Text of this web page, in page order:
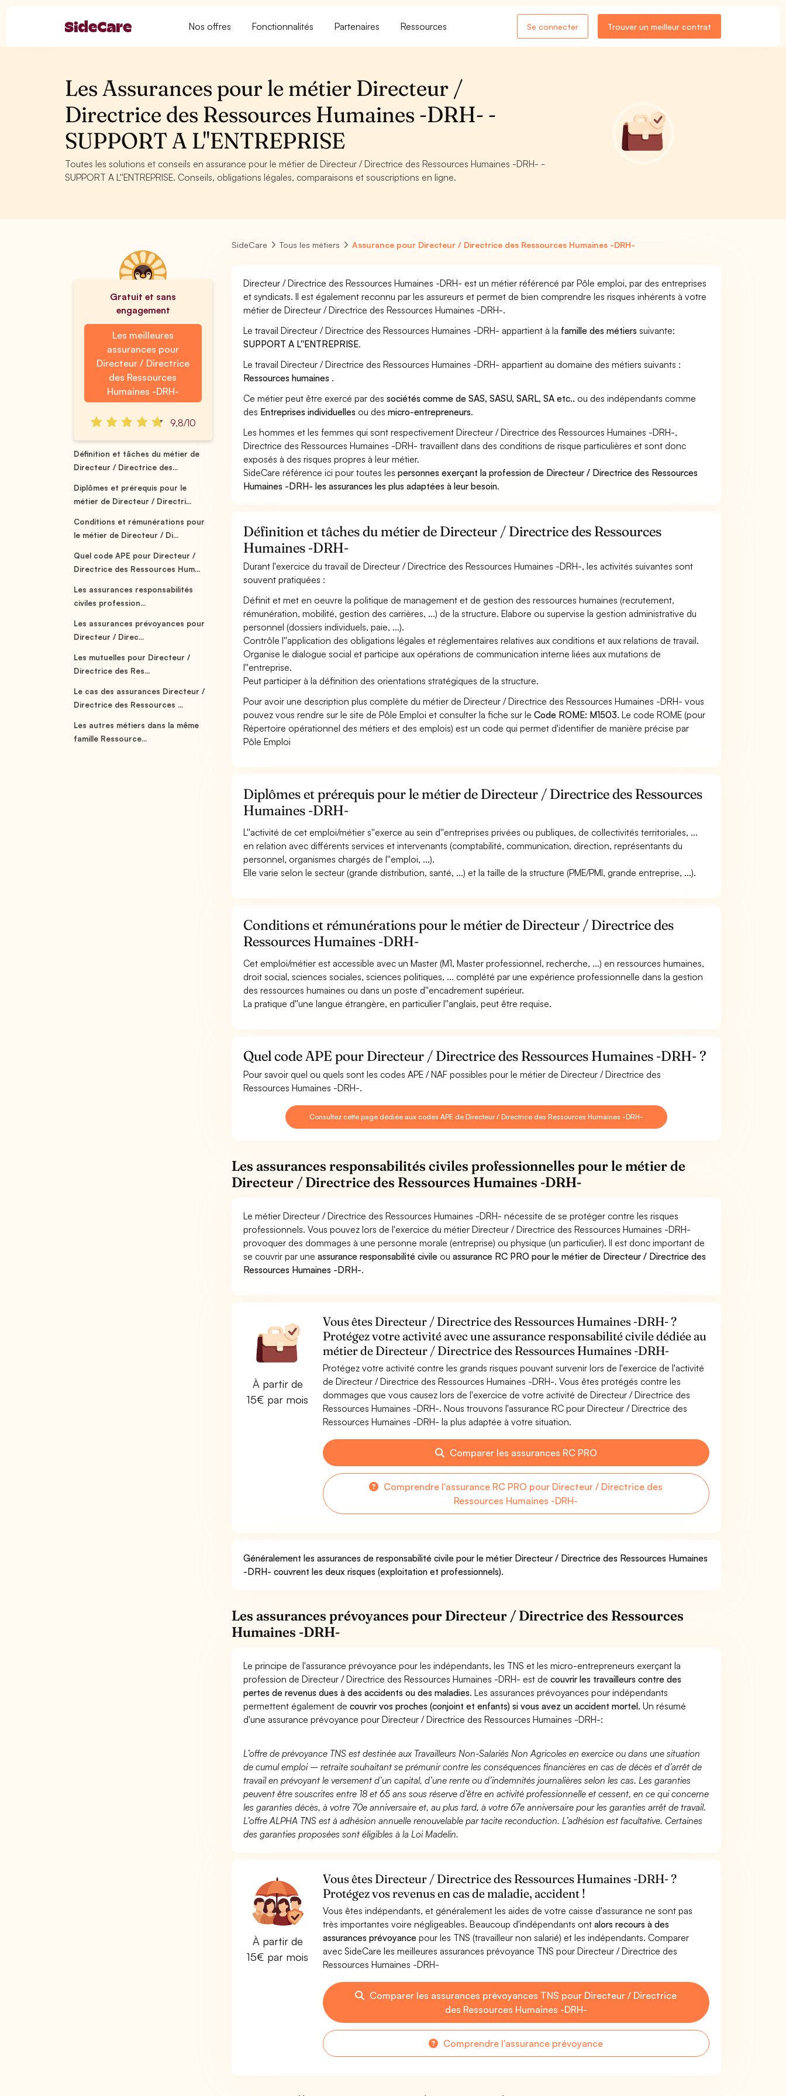
Nos offres Fonctionnalités Partenaires Ressources Se connecter Trouver un meilleur contrat
Les Assurances pour le métier Directeur /
Directrice des Ressources Humaines -DRH- -
SUPPORT A L''ENTREPRISE
Toutes les solutions et conseils en assurance pour le métier de Directeur / Directrice des Ressources Humaines -DRH- -
SUPPORT A L''ENTREPRISE. Conseils, obligations légales, comparaisons et souscriptions en ligne.
Gratuit et sans
engagement
Les meilleures
assurances pour
Directeur / Directrice
des Ressources
Humaines -DRH-
9,8/10
Définition et tâches du métier de
Directeur / Directrice des...
Diplômes et prérequis pour le
métier de Directeur / Directri...
Conditions et rémunérations pour
le métier de Directeur / Di...
Quel code APE pour Directeur /
Directrice des Ressources Hum...
Les assurances responsabilités
civiles profession...
Les assurances prévoyances pour
Directeur / Direc...
Les mutuelles pour Directeur /
Directrice des Res...
Le cas des assurances Directeur /
Directrice des Ressources ...
Les autres métiers dans la même
famille Ressource...
SideCare Tous les métiers Assurance pour Directeur / Directrice des Ressources Humaines -DRH-
Directeur / Directrice des Ressources Humaines -DRH- est un métier référencé par Pôle emploi, par des entreprises
et syndicats. Il est également reconnu par les assureurs et permet de bien comprendre les risques inhérents à votre
métier de Directeur / Directrice des Ressources Humaines -DRH-.
Le travail Directeur / Directrice des Ressources Humaines -DRH- appartient à la famille des métiers suivante:
SUPPORT A L''ENTREPRISE.
Le travail Directeur / Directrice des Ressources Humaines -DRH- appartient au domaine des métiers suivants :
Ressources humaines .
Ce métier peut être exercé par dessociétés comme de SAS, SASU, SARL, SA etc.. ou des indépendants comme
des Entreprises individuelles ou desmicro-entrepreneurs.
Les hommes et les femmes qui sont respectivement Directeur / Directrice des Ressources Humaines -DRH-,
Directrice des Ressources Humaines -DRH- travaillent dans des conditions de risque particulières et sont donc
exposés à des risques propres à leur métier.
SideCare référence ici pour toutes lespersonnes exerçant la profession de Directeur / Directrice des Ressources
Humaines -DRH- les assurances les plus adaptées à leur besoin.
Définition et tâches du métier de Directeur / Directrice des Ressources
Humaines -DRH-
Durant l'exercice du travail de Directeur / Directrice des Ressources Humaines -DRH-, les activités suivantes sont
souvent pratiquées :
Définit et met en oeuvre la politique de management et de gestion des ressources humaines (recrutement,
rémunération, mobilité, gestion des carrières, ...) de la structure. Elabore ou supervise la gestion administrative du
personnel (dossiers individuels, paie, ...).
Contrôle l''application des obligations légales et réglementaires relatives aux conditions et aux relations de travail.
Organise le dialogue social et participe aux opérations de communication interne liées aux mutations de
l''entreprise.
Peut participer à la définition des orientations stratégiques de la structure.
Pour avoir une description plus complète du métier de Directeur / Directrice des Ressources Humaines -DRH- vous
pouvez vous rendre sur le site de Pôle Emploi et consulter la fiche sur leCode ROME: M1503. Le code ROME (pour
Répertoire opérationnel des métiers et des emplois) est un code qui permet d'identifier de manière précise par
Pôle Emploi
Diplômes et prérequis pour le métier de Directeur / Directrice des Ressources
Humaines -DRH-
L''activité de cet emploi/métier s''exerce au sein d''entreprises privées ou publiques, de collectivités territoriales, ...
en relation avec différents services et intervenants (comptabilité, communication, direction, représentants du
personnel, organismes chargés de l''emploi, ...).
Elle varie selon le secteur (grande distribution, santé, ...) et la taille de la structure (PME/PMI, grande entreprise, ...).
Conditions et rémunérations pour le métier de Directeur / Directrice des
Ressources Humaines -DRH-
Cet emploi/métier est accessible avec un Master (M1, Master professionnel, recherche, ...) en ressources humaines,
droit social, sciences sociales, sciences politiques, ... complété par une expérience professionnelle dans la gestion
des ressources humaines ou dans un poste d''encadrement supérieur.
La pratique d''une langue étrangère, en particulier l''anglais, peut être requise.
Quel code APE pour Directeur / Directrice des Ressources Humaines -DRH- ?
Pour savoir quel ou quels sont les codes APE / NAF possibles pour le métier de Directeur / Directrice des
Ressources Humaines -DRH-.
Consultez cette page dédiée aux codes APE de Directeur / Directrice des Ressources Humaines -DRH-
Les assurances responsabilités civiles professionnelles pour le métier de
Directeur / Directrice des Ressources Humaines -DRH-
Le métier Directeur / Directrice des Ressources Humaines -DRH- nécessite de se protéger contre les risques
professionnels. Vous pouvez lors de l'exercice du métier Directeur / Directrice des Ressources Humaines -DRH-
provoquer des dommages à une personne morale (entreprise) ou physique (un particulier). Il est donc important de
se couvrir par uneassurance responsabilité civile ouassurance RC PRO pour le métier de Directeur / Directrice des
Ressources Humaines -DRH-.
À partir de
15€ par mois
Vous êtes Directeur / Directrice des Ressources Humaines -DRH- ?
Protégez votre activité avec une assurance responsabilité civile dédiée au
métier de Directeur / Directrice des Ressources Humaines -DRH-
Protégez votre activité contre les grands risques pouvant survenir lors de l'exercice de l'activité
de Directeur / Directrice des Ressources Humaines -DRH-. Vous êtes protégés contre les
dommages que vous causez lors de l'exercice de votre activité de Directeur / Directrice des
Ressources Humaines -DRH-. Nous trouvons l'assurance RC pour Directeur / Directrice des
Ressources Humaines -DRH- la plus adaptée à votre situation.
Comparer les assurances RC PRO
Comprendre l'assurance RC PRO pour Directeur / Directrice des
Ressources Humaines -DRH-
Généralement les assurances de responsabilité civile pour le métier Directeur / Directrice des Ressources Humaines
-DRH- couvrent les deux risques (exploitation et professionnels).
Les assurances prévoyances pour Directeur / Directrice des Ressources
Humaines -DRH-
Le principe de l'assurance prévoyance pour les indépendants, les TNS et les micro-entrepreneurs exerçant la
profession de Directeur / Directrice des Ressources Humaines -DRH- est decouvrir les travailleurs contre des
pertes de revenus dues à des accidents ou des maladies. Les assurances prévoyances pour indépendants
permettent également decouvrir vos proches (conjoint et enfants) si vous avez un accident mortel. Un résumé
d'une assurance prévoyance pour Directeur / Directrice des Ressources Humaines -DRH-:
L’offre de prévoyance TNS est destinée aux Travailleurs Non-Salariés Non Agricoles en exercice ou dans une situation
de cumul emploi – retraite souhaitant se prémunir contre les conséquences financières en cas de décès et d’arrêt de
travail en prévoyant le versement d’un capital, d’une rente ou d’indemnités journalières selon les cas. Les garanties
peuvent être souscrites entre 18 et 65 ans sous réserve d’être en activité professionnelle et cessent, en ce qui concerne
les garanties décès, à votre 70e anniversaire et, au plus tard, à votre 67e anniversaire pour les garanties arrêt de travail.
L’offre ALPHA TNS est à adhésion annuelle renouvelable par tacite reconduction. L’adhésion est facultative. Certaines
des garanties proposées sont éligibles à la Loi Madelin.
À partir de
15€ par mois
Vous êtes Directeur / Directrice des Ressources Humaines -DRH- ?
Protégez vos revenus en cas de maladie, accident !
Vous êtes indépendants, et généralement les aides de votre caisse d'assurance ne sont pas
très importantes voire négligeables. Beaucoup d'indépendants ont alors recours à des
assurances prévoyancepour les TNS (travailleur non salarié) et les indépendants. Comparer
avec SideCare les meilleures assurances prévoyance TNS pour Directeur / Directrice des
Ressources Humaines -DRH-
Comparer les assurances prévoyances TNS pour Directeur / Directrice
des Ressources Humaines -DRH-
Comprendre l'assurance prévoyance